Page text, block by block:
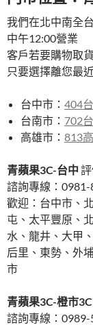
我們在北中南全
中午12:00營業
客戶若要購物取
只要選擇離您最
台中市： 404
台南市： 702
高雄市： 813
青蘋果3C-台中
諮詢專線：
歡迎：台中市、
屯、太平豐原、
水、龍井、大甲
后里、東勢、外
市
青蘋果3C-橙市3C
諮詢專線：